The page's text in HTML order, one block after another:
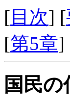
[ 目次] [
[第5章]
国民